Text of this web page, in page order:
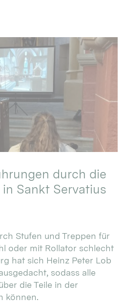
durch die
Sankt Servatius
Stufen und Treppen für
oder mit Rollator schlecht
hat sich Heinz Peter Lob
sodass alle
die Teile in der
können.